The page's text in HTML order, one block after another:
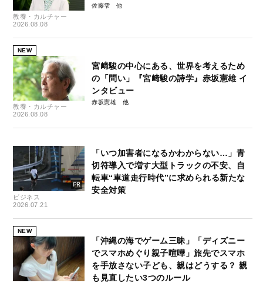
教養・カルチャー
2026.08.08
佐藤雫
NEW
教養・カルチャー
2026.08.08
宮﨑駿の中心にある、世界を考えるため
の「問い」『宮﨑駿の詩学』赤坂憲雄 イ
ンタビュー
赤坂憲雄
ビジネス
2026.07.21
「いつ加害者になるかわからない…」青
切符導入で増す大型トラックの不安、自
転車“車道走行時代”に求められる新たな
安全対策
NEW
「沖縄の海でゲーム三昧」「ディズニー
でスマホめぐり親子喧嘩」旅先でスマホ
を手放さない子ども、親はどうする？ 親
も見直したい3つのルール